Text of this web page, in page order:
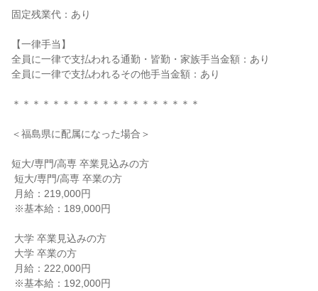
固定残業代：あり
【一律手当】
全員に一律で支払われる通勤・皆勤・家族手当金額：あり
全員に一律で支払われるその他手当金額：あり
＊＊＊＊＊＊＊＊＊＊＊＊＊＊＊＊＊＊＊
＜福島県に配属になった場合＞
短大/専門/高専 卒業見込みの方